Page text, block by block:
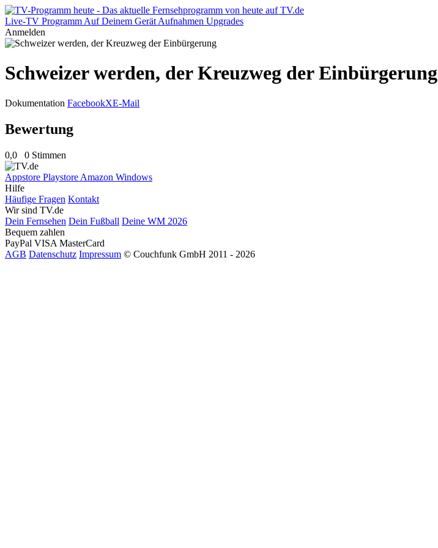
Live-TV Programm Auf Deinem Gerät Aufnahmen Upgrades
Anmelden
Schweizer werden, der Kreuzweg der Einbürgerung
Dokumentation FacebookXE-Mail
Bewertung
0,0 0 Stimmen
Appstore Playstore Amazon Windows
Hilfe
Häufige Fragen Kontakt
Wir sind TV.de
Dein Fernsehen Dein Fußball Deine WM 2026
Bequem zahlen
PayPal VISA MasterCard
AGB Datenschutz Impressum © Couchfunk GmbH 2011 - 2026